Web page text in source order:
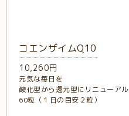
コエンザイムQ10
10,260円
元気な毎日を
酸化型から還元型にリニューアル
60粒（１日の目安２粒）